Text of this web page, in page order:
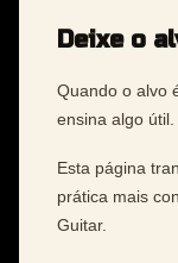
Deixe o
Quando o alvo
ensina algo útil.
Esta página
prática mais
Guitar.